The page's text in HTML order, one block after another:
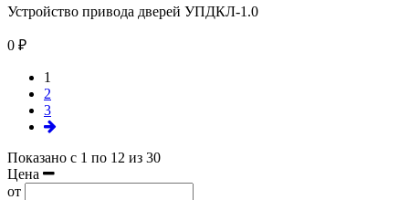
Устройство привода дверей УПДКЛ-1.0
0 ₽
1
2
3
Показано с 1 по 12 из 30
Цена
от